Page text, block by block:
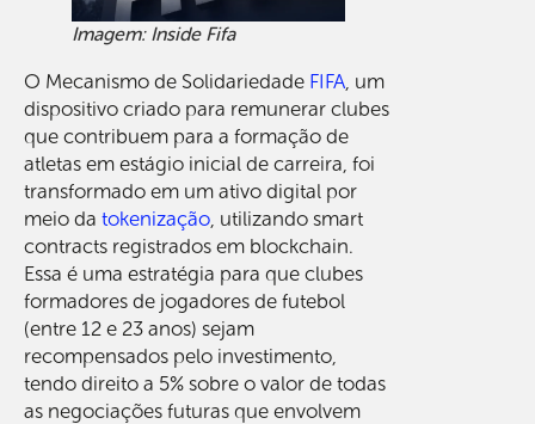
Imagem: Inside Fifa
O Mecanismo de Solidariedade FIFA , um
dispositivo criado para remunerar clubes
que contribuem para a formação de
atletas em estágio inicial de carreira, foi
transformado em um ativo digital por
meio da tokenização , utilizando smart
contracts registrados em blockchain.
Essa é uma estratégia para que clubes
formadores de jogadores de futebol
(entre 12 e 23 anos) sejam
recompensados pelo investimento,
tendo direito a 5% sobre o valor de todas
as negociações futuras que envolvem